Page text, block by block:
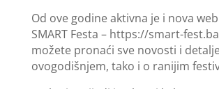
Od ove godine aktivna je i nova
SMART Festa – https://smart-
možete pronaći sve novosti i
ovogodišnjem, tako i o ranijim